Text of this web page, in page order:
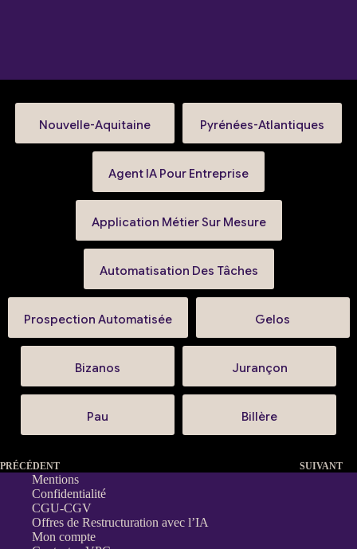
Nouvelle-Aquitaine Pyrénées-Atlantiques
Agent IA Pour Entreprise
Application Métier Sur Mesure
Automatisation Des Tâches
Prospection Automatisée Gelos
Bizanos Jurançon
Pau Billère
PRÉCÉDENT SUIVANT
Mentions
Confidentialité
CGU-CGV
Offres de Restructuration avec l’IA
Mon compte